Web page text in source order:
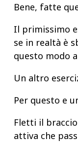
Bene, fatte
Il primissimo
se in realtà è
questo modo
Un altro
Per questo e
Fletti il
attiva che